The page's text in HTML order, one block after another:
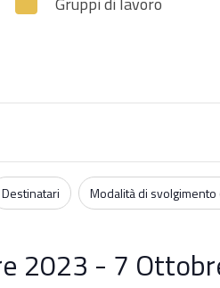
Destinatari Modalità di
2023 - 7